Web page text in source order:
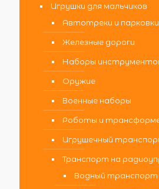
Игрушки для мальчиков
Автотреки и парковки
Железные дороги
Наборы
Оружие
Военные наборы
Роботы и
Игрушечный
Транспорт на
Водный транспорт